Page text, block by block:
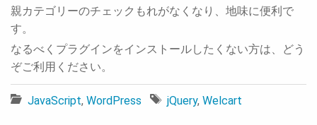
親カテゴリーのチェックもれがなくなり、地味に便利で
す。
なるべくプラグインをインストールしたくない方は、どう
ぞご利用ください。
JavaScript, WordPress jQuery, Welcart